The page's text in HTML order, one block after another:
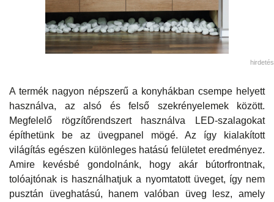
hirdetés
A termék nagyon népszerű a konyhákban csempe helyett
használva, az alsó és felső szekrényelemek között.
Megfelelő rögzítőrendszert használva LED-szalagokat
építhetünk be az üvegpanel mögé. Az így kialakított
világítás egészen különleges hatású felületet eredményez.
Amire kevésbé gondolnánk, hogy akár bútorfrontnak,
tolóajtónak is használhatjuk a nyomtatott üveget, így nem
pusztán üveghatású, hanem valóban üveg lesz, amely